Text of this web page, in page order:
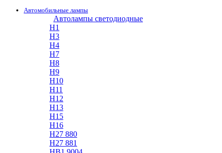
Автомобильные лампы
Автолампы светодиодные
H1
H3
H4
H7
H8
H9
H10
H11
H12
H13
H15
H16
H27 880
H27 881